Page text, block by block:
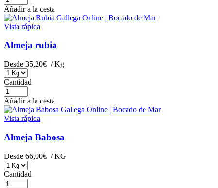
Añadir a la cesta
Vista rápida
Almeja rubia
Desde 35,20€ / Kg
Cantidad
Añadir a la cesta
Vista rápida
Almeja Babosa
Desde 66,00€ / KG
Cantidad